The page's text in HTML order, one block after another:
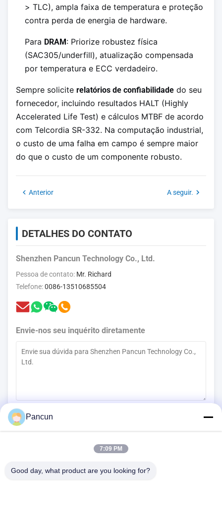
> TLC), ampla faixa de temperatura e proteção
contra perda de energia de hardware.
Para DRAM: Priorize robustez física
(SAC305/underfill), atualização compensada
por temperatura e ECC verdadeiro.
Sempre solicite relatórios de confiabilidade do seu
fornecedor, incluindo resultados HALT (Highly
Accelerated Life Test) e cálculos MTBF de acordo
com Telcordia SR-332. Na computação industrial,
o custo de uma falha em campo é sempre maior
do que o custo de um componente robusto.
Anterior A seguir.
DETALHES DO CONTATO
Shenzhen Pancun Technology Co., Ltd.
Pessoa de contato: Mr. Richard
Telefone:0086-13510685504
Envie-nos seu inquérito diretamente
Contato agora
Pancun
7:09 PM
Good day, what product are you looking for?